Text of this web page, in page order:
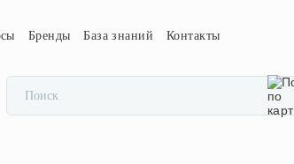
Бренды База знаний Контакты